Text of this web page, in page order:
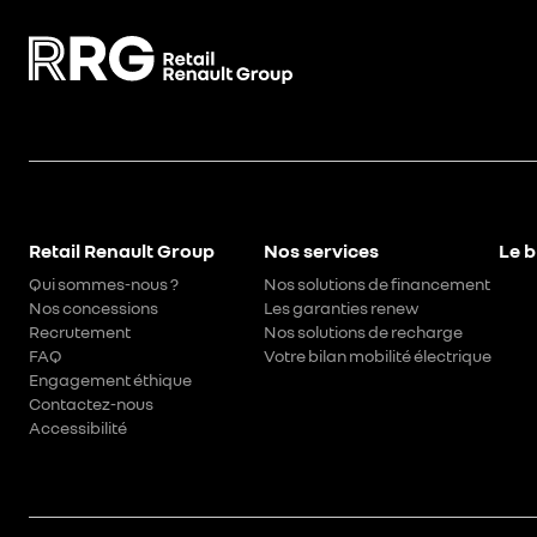
Retail Renault Group
Qui sommes-nous ?
Nos concessions
Recrutement
FAQ
Engagement éthique
Contactez-nous
Accessibilité
Nos services
Nos solutions de financement
Les garanties renew
Nos solutions de recharge
Votre bilan mobilité électrique
Le